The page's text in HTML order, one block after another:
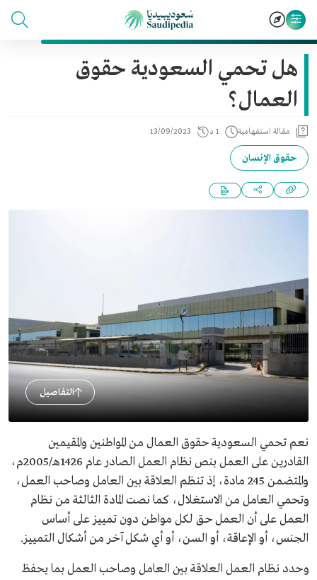
هل تحمي السعودية حقوق
العمال؟
مقالة استفهامية 1 د 13/09/2023
حقوق الإنسان
التفاصيل
نعم تحمي السعودية حقوق العمال من المواطنين والمقيمين
القادرين على العمل بنص نظام العمل الصادر عام 1426هـ/2005م،
والمتضمن 245 مادة، إذ تنظم العلاقة بين العامل وصاحب العمل،
وتحمي العامل من الاستغلال، كما نصت المادة الثالثة من نظام
العمل على أن العمل حق لكل مواطن دون تمييز على أساس
الجنس، أو الإعاقة، أو السن، أو أي شكل آخر من أشكال التمييز.
وحدد نظام العمل العلاقة بين العامل وصاحب العمل بما يحفظ